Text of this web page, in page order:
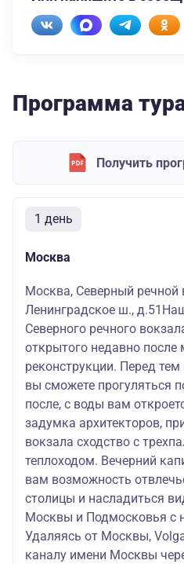
Программа
Получить
1 день
Москва
Москва, Северный речной
Ленинградское ш.,
Северного речного
открытого недавно после
реконструкции. Перед
вы сможете прогуляться
после, с воды вам
задумка архитекторов,
вокзала сходство с
теплоходом. Вечерний
вам возможность
столицы и насладиться
Москвы и Подмосковья с
Удаляясь от Москвы,
каналу имени Москвы